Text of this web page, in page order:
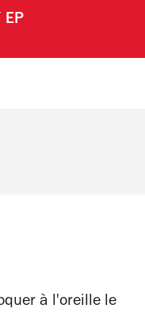
EP
à l'oreille le